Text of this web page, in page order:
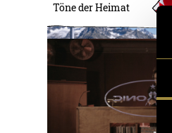
Töne der Heimat